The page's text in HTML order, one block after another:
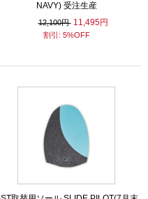
NAVY) 受注生産
12,100円 11,495円
割引: 5%OFF